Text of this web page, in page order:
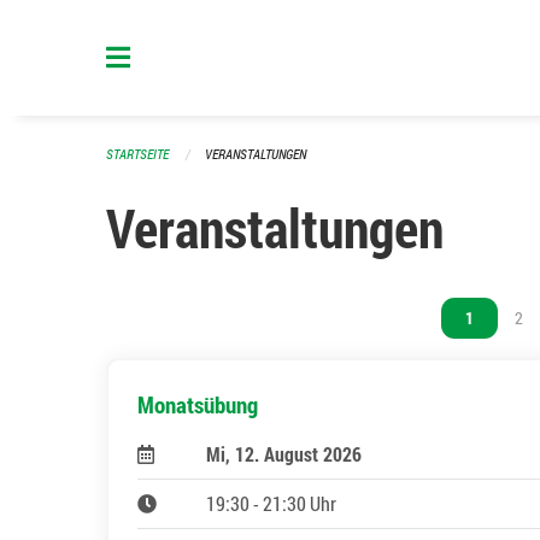
STARTSEITE VERANSTALTUNGEN
Veranstaltungen
Vous êtes
1 2
Monatsübung
Mi, 12. August 2026
19:30 - 21:30 Uhr